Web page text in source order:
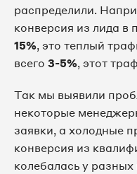
распределили.
конверсия из лида в
15%, это теплый
всего 3-5%, этот
Так мы выявили
некоторые
заявки, а холодные
конверсия из
колебалась у